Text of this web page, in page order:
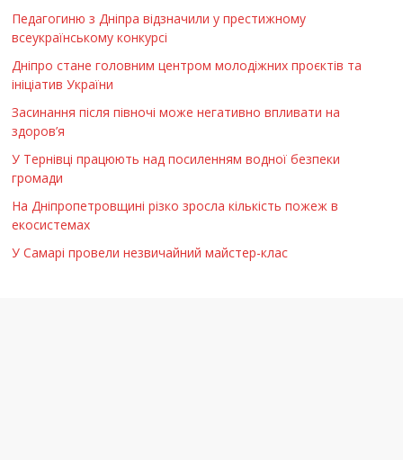
Педагогиню з Дніпра відзначили у престижному
всеукраїнському конкурсі
Дніпро стане головним центром молодіжних проєктів та
ініціатив України
Засинання після півночі може негативно впливати на
здоров’я
У Тернівці працюють над посиленням водної безпеки
громади
На Дніпропетровщині різко зросла кількість пожеж в
екосистемах
У Самарі провели незвичайний майстер-клас